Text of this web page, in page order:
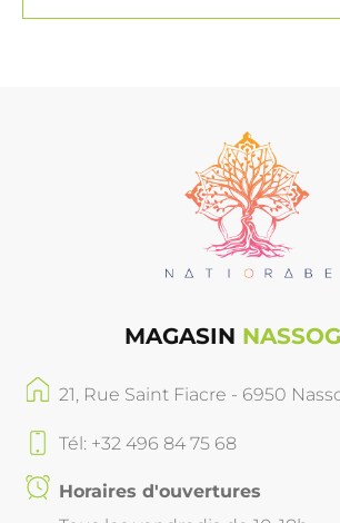
MAGASIN
21, Rue Saint Fiacre - 6950
Tél: +32 496 84 75 68
Horaires d'ouvertures